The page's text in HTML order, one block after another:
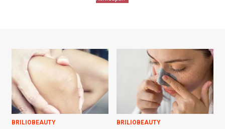
BRILIOBEAUTY BRILIOBEAUTY